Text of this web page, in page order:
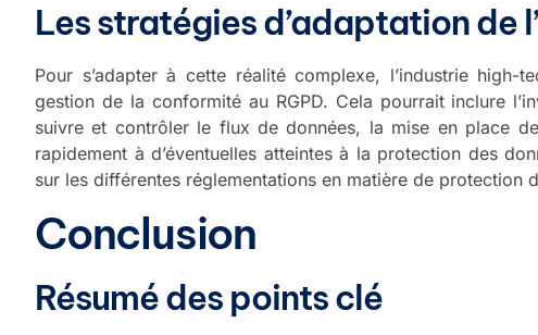
Les stratégies d’adaptation de
Pour s’adapter à cette réalité complexe, l’industrie
gestion de la conformité au RGPD. Cela pourrait inclure
suivre et contrôler le flux de données, la mise en place
rapidement à d’éventuelles atteintes à la protection des
sur les différentes réglementations en matière de protection
Conclusion
Résumé des points clé